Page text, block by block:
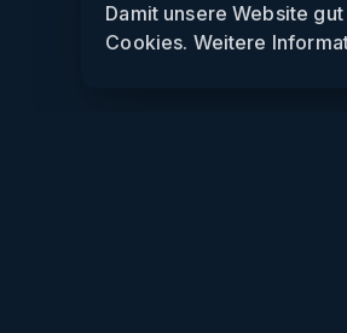
Damit unsere Website
Cookies. Weitere